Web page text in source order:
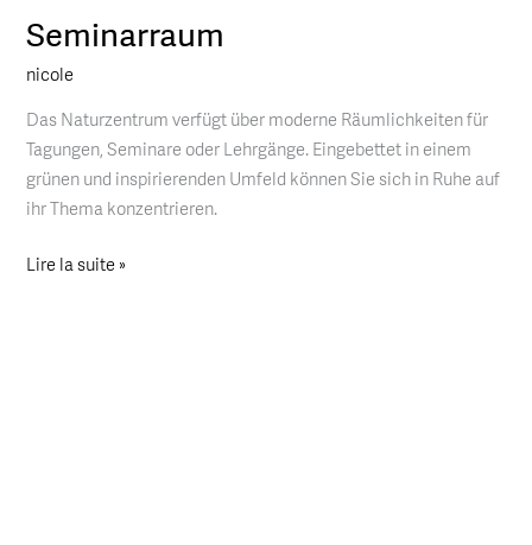
Seminarraum
nicole
Das Naturzentrum verfügt über moderne Räumlichkeiten für
Tagungen, Seminare oder Lehrgänge. Eingebettet in einem
grünen und inspirierenden Umfeld können Sie sich in Ruhe auf
ihr Thema konzentrieren.
Seminarraum
Lire la suite »